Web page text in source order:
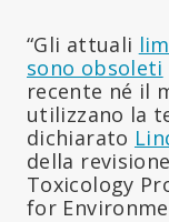
“Gli attuali
sono obsoleti
recente né il
utilizzano la
dichiarato
della
Toxicology
for